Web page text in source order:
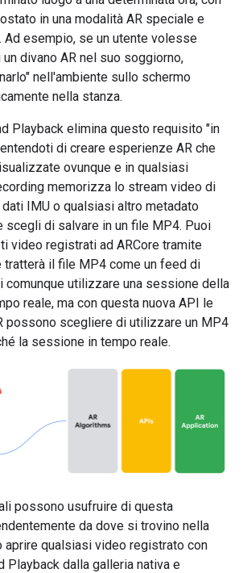
in una modalità AR speciale e
Ad esempio, se un utente volesse
divano AR nel suo soggiorno,
nell'ambiente sullo schermo
nella stanza.
Playback elimina questo requisito "in
di creare esperienze AR che
ovunque e in qualsiasi
memorizza lo stream video di
dati IMU o qualsiasi altro metadato
scegli di salvare in un file MP4. Puoi
video registrati ad ARCore tramite
tratterà il file MP4 come un feed di
comunque utilizzare una sessione della
reale, ma con questa nuova API le
possono scegliere di utilizzare un MP4
la sessione in tempo reale.
possono usufruire di questa
da dove si trovino nella
aprire qualsiasi video registrato con
Playback dalla galleria nativa e